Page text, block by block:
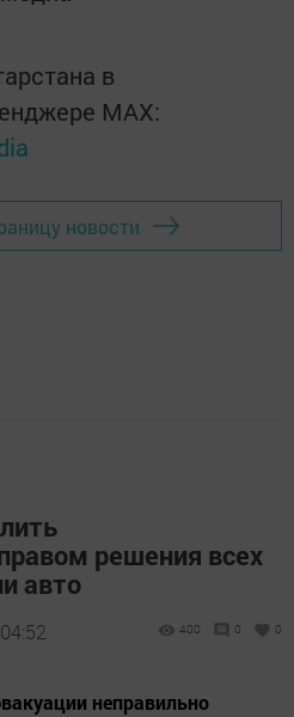
в
MАХ:
новости
решения всех
авто
400 0 0
неправильно